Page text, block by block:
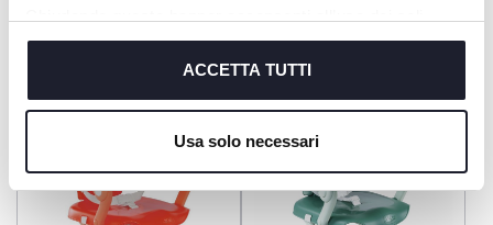
cookie tecnici, indispensabili per fruire del servizio
ACCETTA TUTTI
Usa solo necessari
Baby Beißring Sensorik